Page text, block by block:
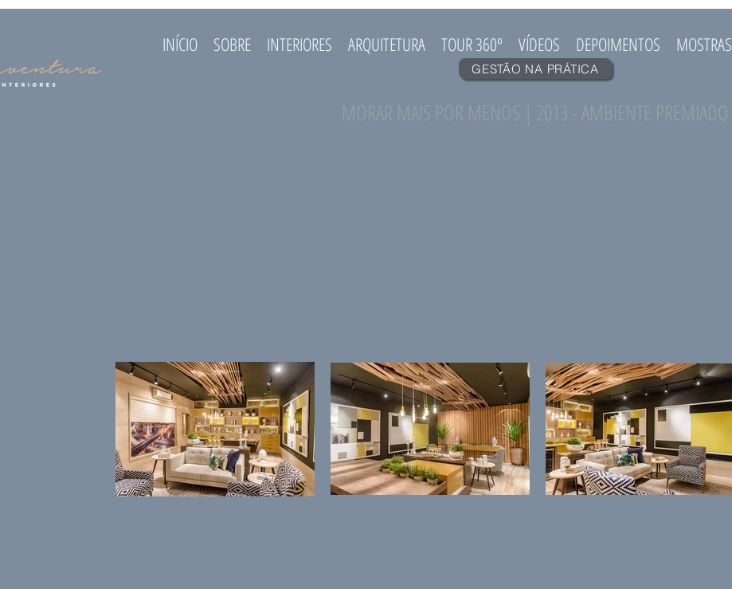
INÍCIO SOBRE INTERIORES ARQUITETURA TOUR 360º VÍDEOS DEPOIMENTOS MOSTRAS
GESTÃO NA PRÁTICA
MORAR MAIS POR MENOS | 2013 - AMBIENTE PREMIADO